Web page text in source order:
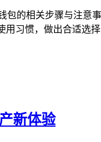
的相关步骤与注
习惯，做出合适选
新体验